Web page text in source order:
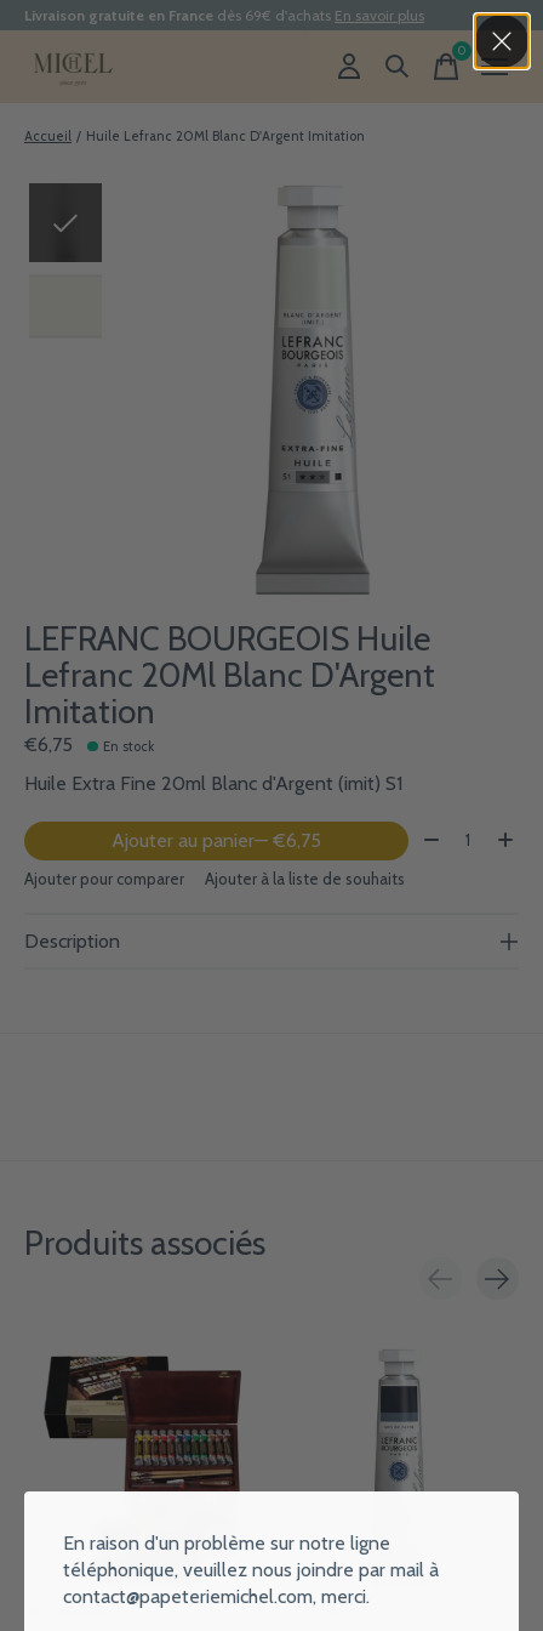
Livraison gratuite en France dès 69€ d'achats En savoir plus
0items
Accueil / Huile Lefranc 20Ml Blanc D'Argent Imitation
LEFRANC BOURGEOIS Huile
Lefranc 20Ml Blanc D'Argent
Imitation
€6,75 En stock
Huile Extra Fine 20ml Blanc d'Argent (imit) S1
Ajouter au panier — €6,75 Quantité:
Ajouter pour comparer Ajouter à la liste de souhaits
Description
Produits associés
REMBRANDT Couleurs à l’huile
LEFRANC BOURGEOIS Huile
En raison d'un problème sur notre ligne
téléphonique, veuillez nous joindre par mail à
contact@papeteriemichel.com, merci.